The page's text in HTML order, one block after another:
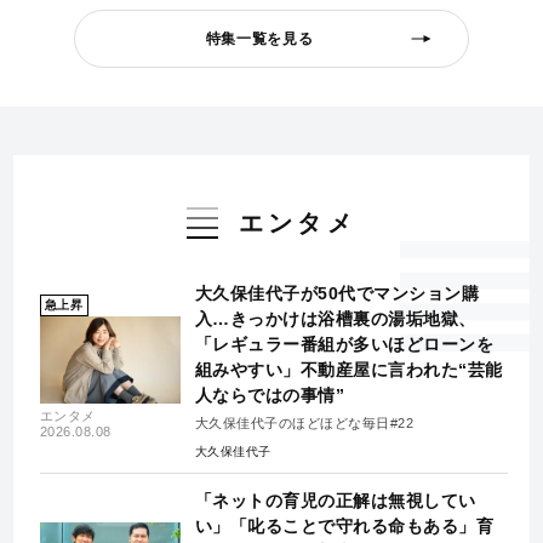
特集一覧を見る
エンタメ
急上昇
エンタメ
2026.08.08
大久保佳代子が50代でマンション購
入…きっかけは浴槽裏の湯垢地獄、
「レギュラー番組が多いほどローンを
組みやすい」不動産屋に言われた“芸能
人ならではの事情”
大久保佳代子のほどほどな毎日#22
大久保佳代子
「ネットの育児の正解は無視してい
い」「叱ることで守れる命もある」育